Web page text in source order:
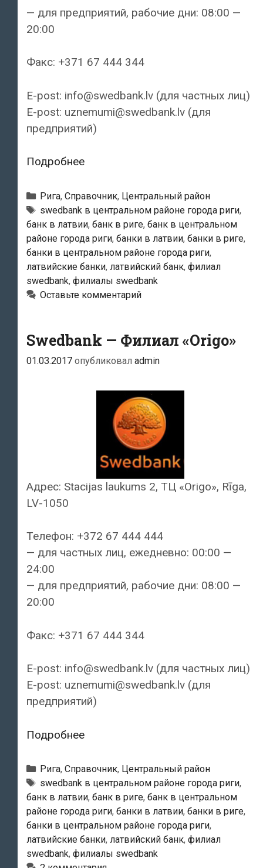
— для предприятий, рабочие дни: 08:00 —
20:00
Факс: +371 67 444 344
E-post: info@swedbank.lv (для частных лиц)
E-post: uznemumi@swedbank.lv (для
предприятий)
ПодробнееSwedbank
Филиал
«Matiss»
Рубрики
Рига, Справочник, Центральный район
Тэги
swedbank в центральном районе города риги,
банк в латвии, банк в риге, банк в центральном
районе города риги, банки в латвии, банки в риге,
банки в центральном районе города риги,
латвийские банки, латвийский банк, филиал
swedbank, филиалы swedbank
Оставьте комментарий
Swedbank — Филиал «Origo»
01.03.2017 опубликовал admin
Адрес: Stacijas laukums 2, ТЦ «Origo», Rīga,
LV-1050
Телефон: +372 67 444 444
— для частных лиц, ежедневно: 00:00 —
24:00
— для предприятий, рабочие дни: 08:00 —
20:00
Факс: +371 67 444 344
E-post: info@swedbank.lv (для частных лиц)
E-post: uznemumi@swedbank.lv (для
предприятий)
ПодробнееSwedbank
Филиал
«Origo»
Рубрики
Рига, Справочник, Центральный район
Тэги
swedbank в центральном районе города риги,
банк в латвии, банк в риге, банк в центральном
районе города риги, банки в латвии, банки в риге,
банки в центральном районе города риги,
латвийские банки, латвийский банк, филиал
swedbank, филиалы swedbank